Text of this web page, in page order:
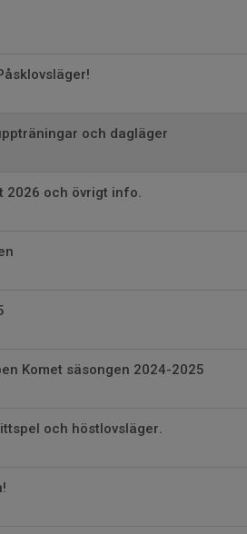
och dagläger
2026 och övrigt info.
Komet säsongen 2024-2025
och höstlovsläger.